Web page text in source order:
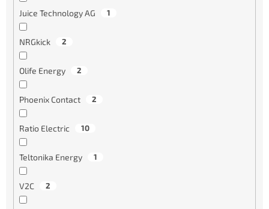
Juice Technology AG 1
NRGkick 2
Olife Energy 2
Phoenix Contact 2
Ratio Electric 10
Teltonika Energy 1
V2C 2